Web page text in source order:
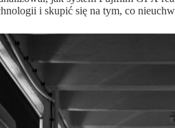
i skupić się na tym, co